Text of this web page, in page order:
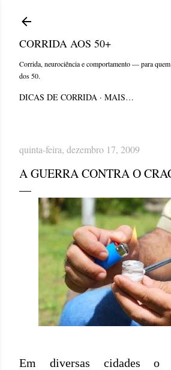
CORRIDA AOS 50+
Corrida, neurociência e comportamento — para
dos 50.
DICAS DE CORRIDA MAIS…
quinta-feira, dezembro 17, 2009
A GUERRA CONTRA O
Em diversas cidades o